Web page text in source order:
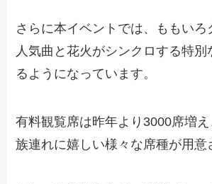
さらに本イベントでは、ももいろ
人気曲と花火がシンクロする特別
るようになっています。
有料観覧席は昨年より3000席増
族連れに嬉しい様々な席種が用意